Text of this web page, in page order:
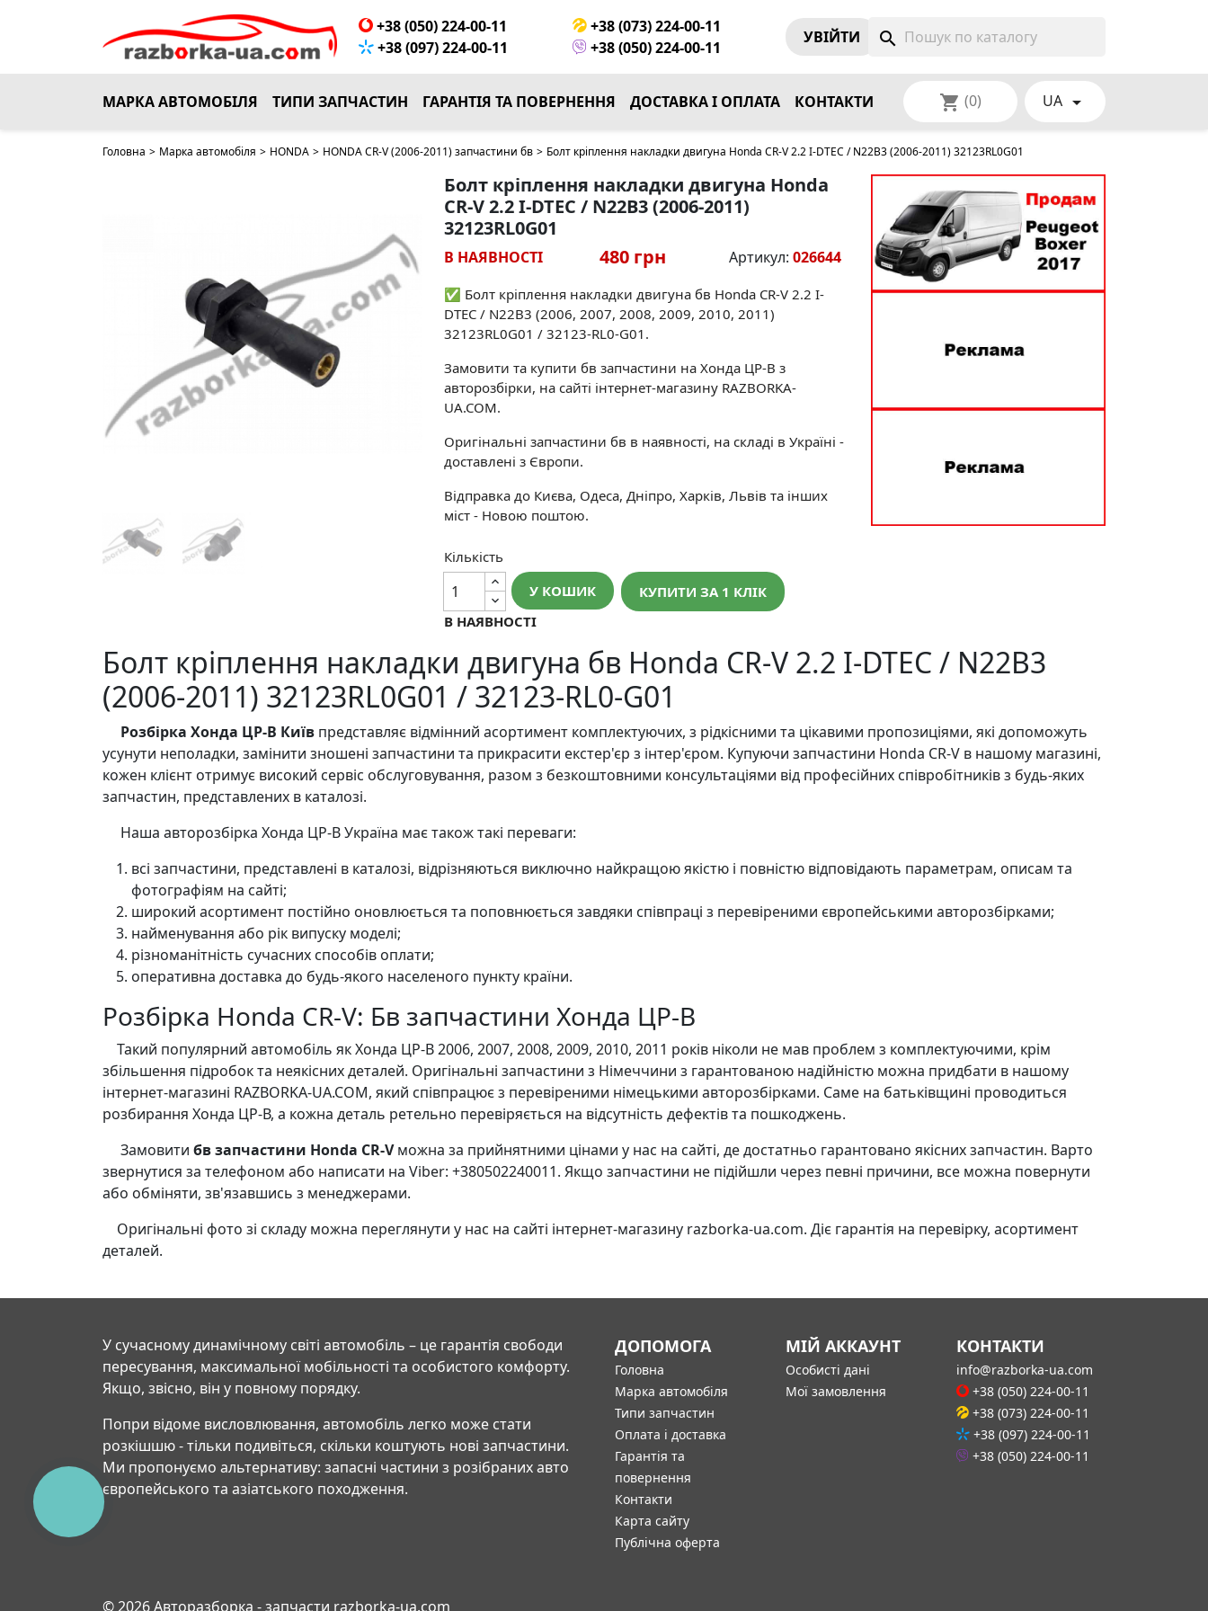
+38 (050) 224-00-11
+38 (073) 224-00-11
+38 (097) 224-00-11
+38 (050) 224-00-11
УВIЙТИ search
МАРКА АВТОМОБІЛЯ ТИПИ ЗАПЧАСТИН ГАРАНТІЯ ТА ПОВЕРНЕННЯ ДОСТАВКА І ОПЛАТА КОНТАКТИ shopping_cart (0) UA 
Головна > Марка автомобіля > HONDA > HONDA CR-V (2006-2011) запчастини бв > Болт кріплення накладки двигуна Honda CR-V 2.2 I-DTEC / N22B3 (2006-2011) 32123RL0G01
Болт кріплення накладки двигуна Honda
CR-V 2.2 I-DTEC / N22B3 (2006-2011)
32123RL0G01
В НАЯВНОСТІ 480 грн Артикул: 026644
✅ Болт кріплення накладки двигуна бв Honda CR-V 2.2 I-
DTEC / N22B3 (2006, 2007, 2008, 2009, 2010, 2011)
32123RL0G01 / 32123-RL0-G01.
Замовити та купити бв запчастини на Хонда ЦР-В з
авторозбірки, на сайті інтернет-магазину RAZBORKA-
UA.COM.
Оригінальні запчастини бв в наявності, на складі в Україні -
доставлені з Європи.
Відправка до Києва, Одеса, Дніпро, Харків, Львів та інших
міст - Новою поштою.
Кількість
У КОШИК
КУПИТИ ЗА 1 КЛIК
В НАЯВНОСТІ
Болт кріплення накладки двигуна бв Honda CR-V 2.2 I-DTEC / N22B3
(2006-2011) 32123RL0G01 / 32123-RL0-G01
Розбірка Хонда ЦР-В Київ представляє відмінний асортимент комплектуючих, з рідкісними та цікавими пропозиціями, які допоможуть
усунути неполадки, замінити зношені запчастини та прикрасити екстер'єр з інтер'єром. Купуючи запчастини Honda CR-V в нашому магазині,
кожен клієнт отримує високий сервіс обслуговування, разом з безкоштовними консультаціями від професійних співробітників з будь-яких
запчастин, представлених в каталозі.
Наша авторозбірка Хонда ЦР-В Україна має також такі переваги:
всі запчастини, представлені в каталозі, відрізняються виключно найкращою якістю і повністю відповідають параметрам, описам та
фотографіям на сайті;
широкий асортимент постійно оновлюється та поповнюється завдяки співпраці з перевіреними європейськими авторозбірками;
найменування або рік випуску моделі;
різноманітність сучасних способів оплати;
оперативна доставка до будь-якого населеного пункту країни.
Розбірка Honda CR-V: Бв запчастини Хонда ЦР-В
Такий популярний автомобіль як Хонда ЦР-В 2006, 2007, 2008, 2009, 2010, 2011 років ніколи не мав проблем з комплектуючими, крім
збільшення підробок та неякісних деталей. Оригінальні запчастини з Німеччини з гарантованою надійністю можна придбати в нашому
інтернет-магазині RAZBORKA-UA.COM, який співпрацює з перевіреними німецькими авторозбірками. Саме на батьківщині проводиться
розбирання Хонда ЦР-В, а кожна деталь ретельно перевіряється на відсутність дефектів та пошкоджень.
Замовити бв запчастини Honda CR-Vможна за прийнятними цінами у нас на сайті, де достатньо гарантовано якісних запчастин. Варто
звернутися за телефоном або написати на Viber: +380502240011. Якщо запчастини не підійшли через певні причини, все можна повернути
або обміняти, зв'язавшись з менеджерами.
Оригінальні фото зі складу можна переглянути у нас на сайті інтернет-магазину razborka-ua.com. Діє гарантія на перевірку, асортимент
деталей.
У сучасному динамічному світі автомобіль – це гарантія свободи
пересування, максимальної мобільності та особистого комфорту.
Якщо, звісно, він у повному порядку.
Попри відоме висловлювання, автомобіль легко може стати
розкішшю - тільки подивіться, скільки коштують нові запчастини.
Ми пропонуємо альтернативу: запасні частини з розібраних авто
європейського та азіатського походження.
ДОПОМОГА
Головна
Марка автомобіля
Типи запчастин
Оплата і доставка
Гарантія та
повернення
Контакти
Карта сайту
Публічна оферта
МІЙ АККАУНТ
Особисті дані
Мої замовлення
КОНТАКТИ
info@razborka-ua.com
+38 (050) 224-00-11
+38 (073) 224-00-11
+38 (097) 224-00-11
+38 (050) 224-00-11
© 2026 Авторазборка - запчасти razborka-ua.com